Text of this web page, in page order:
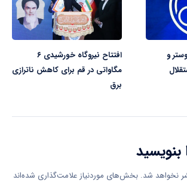
و
افتتاح نیروگاه خورشیدی ۶
مگاواتی در قم برای کاهش ناترازی
برق
بنویسید
نخواهد شد. بخش‌های موردنیاز علامت‌گذاری شده‌اند